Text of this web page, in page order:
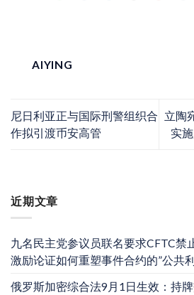
近期文章
九名民主党参议员联名要求CFTC禁
激励论证如何重塑事件合约的”公共
俄罗斯加密综合法9月1日生效：持
AIYING
尼日利亚正与国际刑警组织合
作拟引渡币安高管
立陶
实